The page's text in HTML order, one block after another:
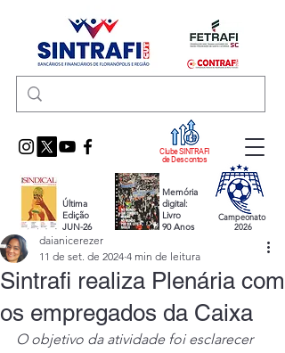
Clube SINTRAFI
de Descontos
Última
Edição
JUN-26
Memória
digital:
Livro
90 Anos
Campeonato
2026
Sintrafi realiza Plenária com
os empregados da Caixa
daianicerezer
11 de set. de 2024 4 min de leitura
O objetivo da atividade foi esclarecer